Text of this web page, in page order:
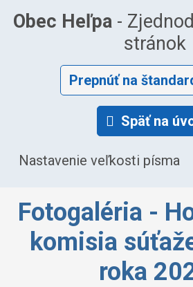
Obec Heľpa-
stránok
Prepnúť na
Späť na
Nastavenie veľkosti písma
Fotogaléria -
komisia
roka